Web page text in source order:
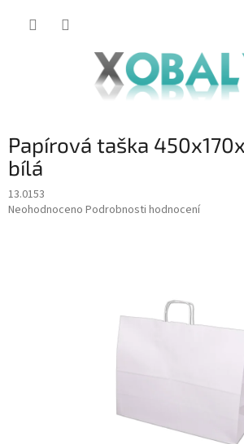
Papírová taška
bílá
13.0153
Průměrné
Neohodnoceno Podrobnosti hodnocení